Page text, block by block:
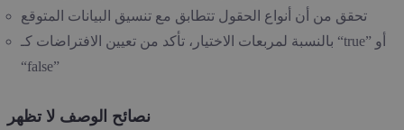
تحقق من أن أنواع الحقول تتطابق مع تنسيق البيانات المتوقع
بالنسبة لمربعات الاختيار، تأكد من تعيين الافتراضات كـ “true” أو
“false”
نصائح الوصف لا تظهر